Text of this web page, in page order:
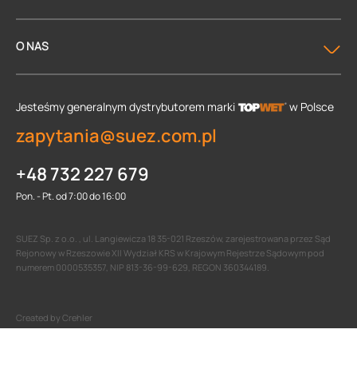
O NAS
Jesteśmy generalnym dystrybutorem marki w Polsce
zapytania@suez.com.pl
+48 732 227 679
Pon. - Pt. od 7:00 do 16:00
SUEZ Sp. z o.o. , ul. Langiewicza 18 35-021 Rzeszów, zarejestrowana przez Sąd
Rejonowy w Rzeszowie XII Wydział KRS w Krajowym Rejestrze Sądowym pod
numerem 0000535357, NIP 813-36-99-629, REGON 360344189.
Created by Crehler